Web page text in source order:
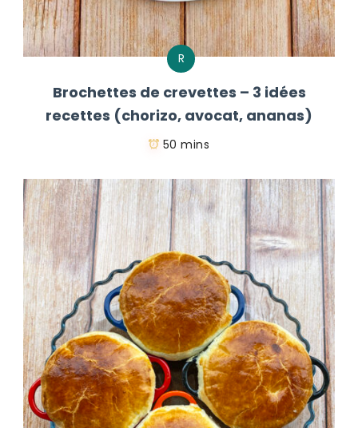
R
Brochettes de crevettes – 3 idées
recettes (chorizo, avocat, ananas)
50 mins